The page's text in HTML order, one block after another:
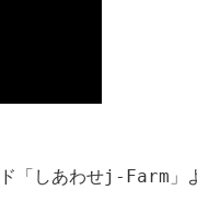
「しあわせj-Farm」